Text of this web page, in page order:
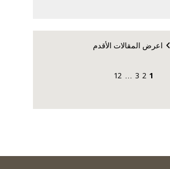
اعرض المقالات الأقدم
1
2
3
12